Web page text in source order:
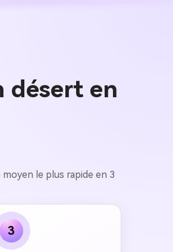
désert en
le plus rapide en 3
3